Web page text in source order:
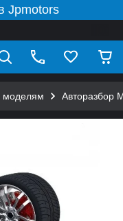
Jpmotors
моделям Авторазбор